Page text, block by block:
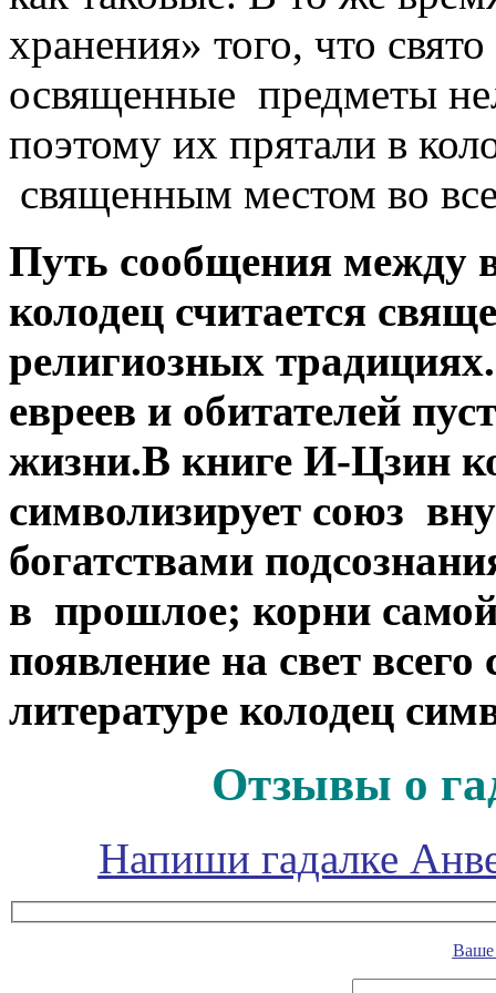
хранения» того, что
освященные предметы
поэтому их прятали в
священным местом во
Путь сообщения между
колодец считается
религиозных
евреев и обитателей
жизни.В книге И-Цзин
символизирует союз
богатствами
в прошлое; корни
появление на свет
литературе колодец
Отзывы о
Напиши гадалке
Ваше